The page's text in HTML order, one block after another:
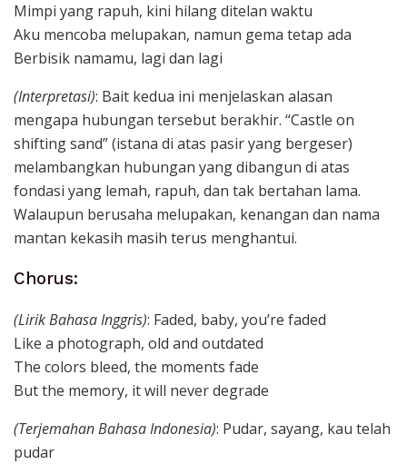
Mimpi yang rapuh, kini hilang ditelan waktu
Aku mencoba melupakan, namun gema tetap ada
Berbisik namamu, lagi dan lagi
(Interpretasi): Bait kedua ini menjelaskan alasan
mengapa hubungan tersebut berakhir. “Castle on
shifting sand” (istana di atas pasir yang bergeser)
melambangkan hubungan yang dibangun di atas
fondasi yang lemah, rapuh, dan tak bertahan lama.
Walaupun berusaha melupakan, kenangan dan nama
mantan kekasih masih terus menghantui.
Chorus:
(Lirik Bahasa Inggris): Faded, baby, you’re faded
Like a photograph, old and outdated
The colors bleed, the moments fade
But the memory, it will never degrade
(Terjemahan Bahasa Indonesia): Pudar, sayang, kau telah
pudar